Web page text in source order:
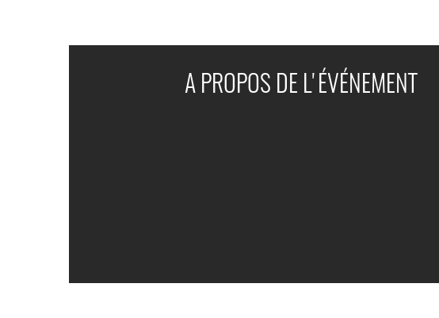
A PROPOS DE L'ÉVÉNEMENT